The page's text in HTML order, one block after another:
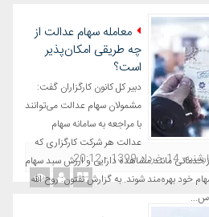
معامله سهام عدالت از
چه طریقی امکان‌پذیر
است؟
دبیر کل کانون کارگزاران گفت:
مشمولان سهام عدالت می‌توانند
با مراجعه به سامانه سهام
عدالت هر شرکت کارگزاری که
خدماتی مانند مشاهده دارایی و ارزش سبد سهام
خود بهره‌مند شوند. به گزارش نفتون: روح الله
س...
خرداد 1399 - 20:12